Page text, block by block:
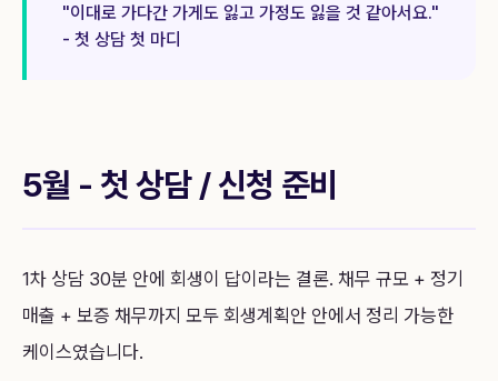
"이대로 가다간 가게도 잃고 가정도 잃을 것 같아서요."
- 첫 상담 첫 마디
5월 - 첫 상담 / 신청 준비
1차 상담 30분 안에 회생이 답이라는 결론. 채무 규모 + 정기
매출 + 보증 채무까지 모두 회생계획안 안에서 정리 가능한
케이스였습니다.